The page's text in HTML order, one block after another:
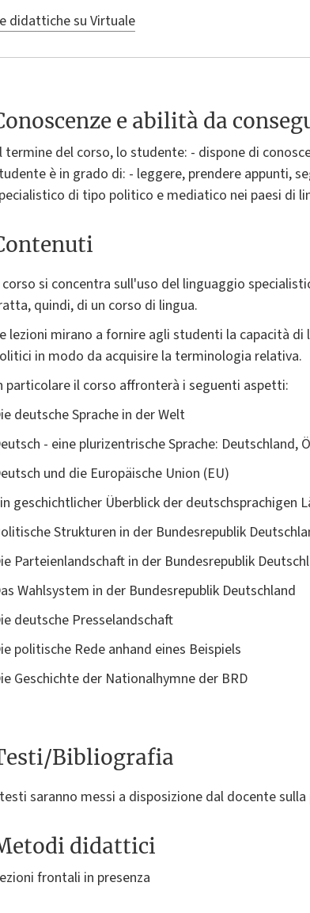
didattiche su Virtuale
e abilità da
termine del corso, lo studente: - dispone di
è in grado di: - leggere, prendere appunti,
di tipo politico e mediatico nei paesi di
corso si concentra sull'uso del linguaggio
quindi, di un corso di lingua.
lezioni mirano a fornire agli studenti la capacità
in modo da acquisire la terminologia relativa.
particolare il corso affronterà i seguenti aspetti:
deutsche Sprache in der Welt
- eine plurizentrische Sprache: Deutschland,
und die Europäische Union (EU)
geschichtlicher Überblick der deutschsprachigen
Strukturen in der Bundesrepublik
Parteienlandschaft in der Bundesrepublik
Wahlsystem in der Bundesrepublik Deutschland
deutsche Presselandschaft
politische Rede anhand eines Beispiels
Geschichte der Nationalhymne der BRD
Bibliografia
saranno messi a disposizione dal docente
didattici
frontali in presenza